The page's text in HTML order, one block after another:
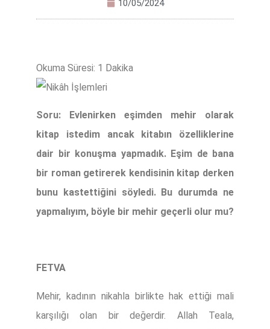
10/05/2024
Soru: Evlenirken eşimden mehir olarak
kitap istedim ancak kitabın özelliklerine
dair bir konuşma yapmadık. Eşim de bana
bir roman getirerek kendisinin kitap derken
bunu kastettiğini söyledi. Bu durumda ne
yapmalıyım, böyle bir mehir geçerli olur mu?
FETVA
Mehir, kadının nikahla birlikte hak ettiği mali
karşılığı olan bir değerdir. Allah Teala,